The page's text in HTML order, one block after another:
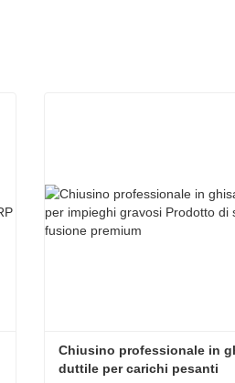
Chiusino professionale in
duttile per carichi pesanti